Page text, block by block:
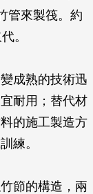
管來製筏。約
。
成熟的技術迅
耐用；替代材
的施工製造方
練。
節的構造，兩